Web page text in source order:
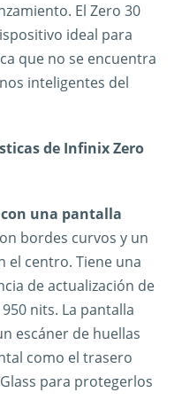
El Zero 30
ideal para
que no se encuentra
inteligentes del
de Infinix Zero
una pantalla
bordes curvos y un
el centro. Tiene una
de actualización de
nits. La pantalla
escáner de huellas
como el trasero
para protegerlos